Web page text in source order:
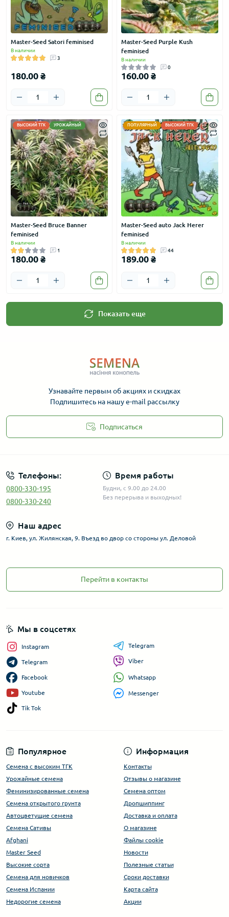
Paradise Seeds
Nirvana Seeds
ACE Seeds
World of Seeds
Genehtik
Neuroseeds
Carpathians Seeds
Master-Seed Satori feminised
В наличии
3
180.00 ₴
Master-Seed Purple Kush
feminised
В наличии
0
160.00 ₴
ВЫСОКИЙ ТГК УРОЖАЙНЫЙ
Master-Seed Bruce Banner
feminised
В наличии
1
180.00 ₴
ПОПУЛЯРНЫЙ ВЫСОКИЙ ТГК
Master-Seed auto Jack Herer
feminised
В наличии
44
189.00 ₴
Показать еще
Узнавайте первым об акциях и скидках
Подпишитесь на нашу e-mail рассылку
Подписаться
Телефоны:
0800-330-195
0800-330-240
Время работы
Будни, с 9.00 до 24.00
Без перерыва и выходных!
Наш адрес
г. Киев, ул. Жилянская, 9. Въезд во двор со стороны ул. Деловой
Перейти в контакты
Популярное
Семена с высоким ТГК
Урожайные семена
Феминизированные семена
Семена открытого грунта
Автоцветущие семена
Семена Сативы
Afghani
Master Seed
Высокие сорта
Cемена для новичков
Семена Испании
Недорогие семена
Информация
Контакты
Отзывы о магазине
Семена оптом
Дропшиппинг
Доставка и оплата
О магазине
Файлы cookie
Новости
Полезные статьи
Сроки доставки
Карта сайта
Акции
Мы в соцсетях
Instagram
Telegram
Facebook
Youtube
Tik Tok
Telegram
Viber
Whatsapp
Messenger